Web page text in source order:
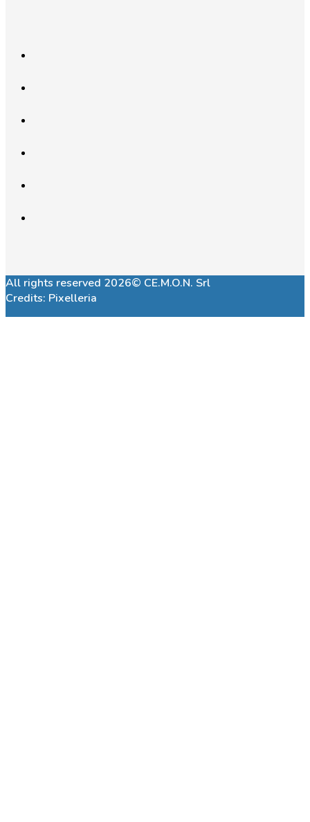
All rights reserved 2026© CE.M.O.N. Srl
Credits: Pixelleria